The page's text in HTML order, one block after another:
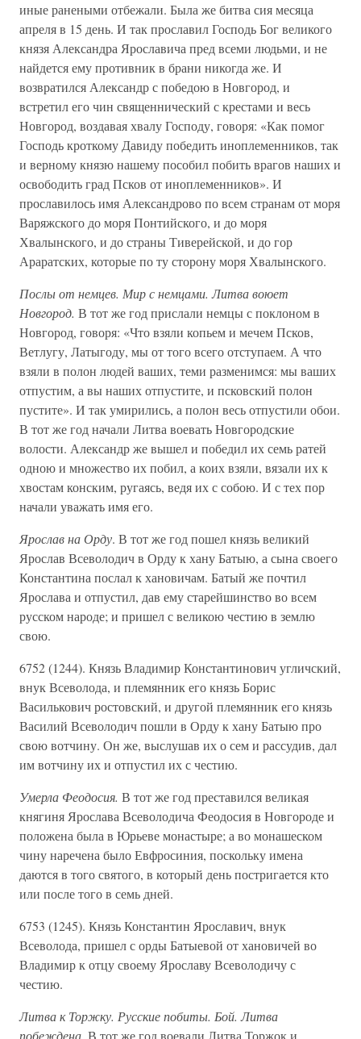
иные ранеными отбежали. Была же битва сия месяца
апреля в 15 день. И так прославил Господь Бог великого
князя Александра Ярославича пред всеми людьми, и не
найдется ему противник в брани никогда же. И
возвратился Александр с победою в Новгород, и
встретил его чин священнический с крестами и весь
Новгород, воздавая хвалу Господу, говоря: «Как помог
Господь кроткому Давиду победить иноплеменников, так
и верному князю нашему пособил побить врагов наших и
освободить град Псков от иноплеменников». И
прославилось имя Александрово по всем странам от моря
Варяжского до моря Понтийского, и до моря
Хвалынского, и до страны Тиверейской, и до гор
Араратских, которые по ту сторону моря Хвалынского.
Послы от немцев. Мир с немцами. Литва воюет
Новгород. В тот же год прислали немцы с поклоном в
Новгород, говоря: «Что взяли копьем и мечем Псков,
Ветлугу, Латыгоду, мы от того всего отступаем. А что
взяли в полон людей ваших, теми разменимся: мы ваших
отпустим, а вы наших отпустите, и псковский полон
пустите». И так умирились, а полон весь отпустили обои.
В тот же год начали Литва воевать Новгородские
волости. Александр же вышел и победил их семь ратей
одною и множество их побил, а коих взяли, вязали их к
хвостам конским, ругаясь, ведя их с собою. И с тех пор
начали уважать имя его.
Ярослав на Орду. В тот же год пошел князь великий
Ярослав Всеволодич в Орду к хану Батыю, а сына своего
Константина послал к хановичам. Батый же почтил
Ярослава и отпустил, дав ему старейшинство во всем
русском народе; и пришел с великою честию в землю
свою.
6752 (1244). Князь Владимир Константинович угличский,
внук Всеволода, и племянник его князь Борис
Василькович ростовский, и другой племянник его князь
Василий Всеволодич пошли в Орду к хану Батыю про
свою вотчину. Он же, выслушав их о сем и рассудив, дал
им вотчину их и отпустил их с честию.
Умерла Феодосия. В тот же год преставился великая
княгиня Ярослава Всеволодича Феодосия в Новгороде и
положена была в Юрьеве монастыре; а во монашеском
чину наречена было Евфросиния, поскольку имена
даются в того святого, в который день постригается кто
или после того в семь дней.
6753 (1245). Князь Константин Ярославич, внук
Всеволода, пришел с орды Батыевой от хановичей во
Владимир к отцу своему Ярославу Всеволодичу с
честию.
Литва к Торжку. Русские побиты. Бой. Литва
побеждена. В тот же год воевали Литва Торжок и